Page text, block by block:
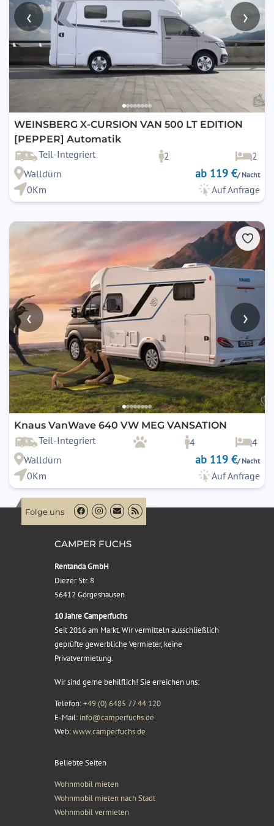
‹ ›
WEINSBERG X-CURSION VAN 500 LT EDITION
[PEPPER] Automatik
Teil-Integriert 2
2
Walldürn
ab 119 €/ Nacht
0Km Auf Anfrage
‹ ›
Knaus VanWave 640 VW MEG VANSATION
Teil-Integriert 4
4
Walldürn
ab 119 €/ Nacht
0Km Auf Anfrage
Folge uns
CAMPER FUCHS
Rentanda GmbH
Diezer Str. 8
56412 Görgeshausen
10 Jahre Camperfuchs
Seit 2016 am Markt. Wir vermitteln ausschließlich
geprüfte gewerbliche Vermieter, keine
Privatvermietung.
Wir sind gerne behilflich! Sie erreichen uns:
Telefon:+49 (0) 6485 77 44 120
E-Mail: info@camperfuchs.de
Web:www.camperfuchs.de
Beliebte Seiten
Wohnmobil mieten
Wohnmobil mieten nach Stadt
Wohnmobil vermieten